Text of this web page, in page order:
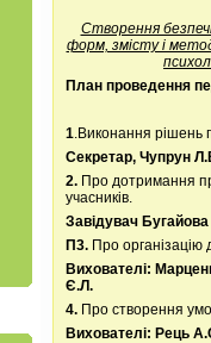
Створення
форм, змісту і
План проведення
1.Виконання рішень
Секретар, Чупрун
2. Про дотримання
учасників.
Завідувач
П3. Про організацію
Вихователі:
Є.Л.
4. Про створення
Вихователі: Рець